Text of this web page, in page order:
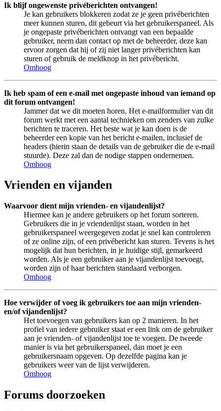
Ik blijf ongewenste privéberichten ontvangen!
Je kan gebruikers blokkeren zodat ze je geen privéberichten
meer kunnen sturen, dit gebeurt via het gebruikerspaneel. Als
je ongepaste privéberichten ontvangt van een bepaalde
gebruiker, neem dan contact op met de beheerder, deze kan
ervoor zorgen dat hij of zij niet langer privéberichten kan
sturen of gebruik de meldknop in het privébericht.
Omhoog
Ik heb spam of een e-mail met ongepaste inhoud van iemand op
dit forum ontvangen!
Jammer dat we dit moeten horen. Het e-mailformulier van dit
forum werkt met een aantal technieken om zenders van zulke
berichten te traceren. Het beste wat je kan doen is de
beheerder een kopie van het bericht e-mailen, inclusief de
headers (hierin staan de details van de gebruiker die de e-mail
stuurde). Deze zal dan de nodige stappen ondernemen.
Omhoog
Vrienden en vijanden
Waarvoor dient mijn vrienden- en vijandenlijst?
Hiermee kan je andere gebruikers op het forum sorteren.
Gebruikers die in je vriendenlijst staan, worden in het
gebruikerspaneel weergegeven zodat je snel kan controleren
of ze online zijn, of een privébericht kan sturen. Tevens is het
mogelijk dat hun berichten, in je huidige stijl, gemarkeerd
worden. Als je een gebruiker aan je vijandenlijst toevoegt,
worden zijn of haar berichten standaard verborgen.
Omhoog
Hoe verwijder of voeg ik gebruikers toe aan mijn vrienden-
en/of vijandenlijst?
Het toevoegen van gebruikers kan op 2 manieren. In het
profiel van iedere gebruiker staat er een link om de gebruiker
aan je vrienden- of vijandenlijst toe te voegen. De tweede
manier is via het gebruikerspaneel, dan moet je een
gebruikersnaam opgeven. Op dezelfde pagina kan je
gebruikers weer van de lijst verwijderen.
Omhoog
Forums doorzoeken